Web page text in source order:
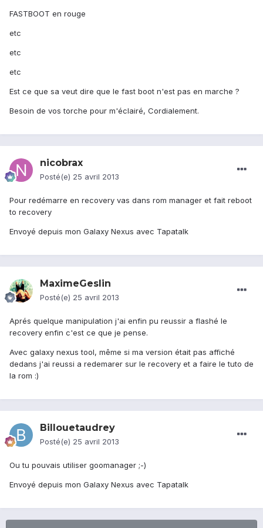
FASTBOOT en rouge
etc
etc
etc
Est ce que sa veut dire que le fast boot n'est pas en marche ?
Besoin de vos torche pour m'éclairé, Cordialement.
nicobrax
Posté(e) 25 avril 2013
Pour redémarre en recovery vas dans rom manager et fait reboot
to recovery
Envoyé depuis mon Galaxy Nexus avec Tapatalk
MaximeGeslin
Posté(e) 25 avril 2013
Aprés quelque manipulation j'ai enfin pu reussir a flashé le
recovery enfin c'est ce que je pense.
Avec galaxy nexus tool, même si ma version était pas affiché
dedans j'ai reussi a redemarer sur le recovery et a faire le tuto de
la rom :)
Billouetaudrey
Posté(e) 25 avril 2013
Ou tu pouvais utiliser goomanager ;-)
Envoyé depuis mon Galaxy Nexus avec Tapatalk